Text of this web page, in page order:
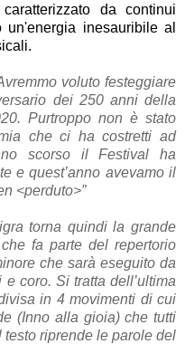
da continui
inesauribile al
voluto festeggiare
dei 250 anni della
Purtroppo non è stato
che ci ha costretti ad
scorso il Festival ha
e quest’anno avevamo il
<perduto>”
torna quindi la grande
fa parte del repertorio
che sarà eseguito da
coro. Si tratta dell’ultima
in 4 movimenti di cui
(Inno alla gioia) che tutti
riprende le parole del